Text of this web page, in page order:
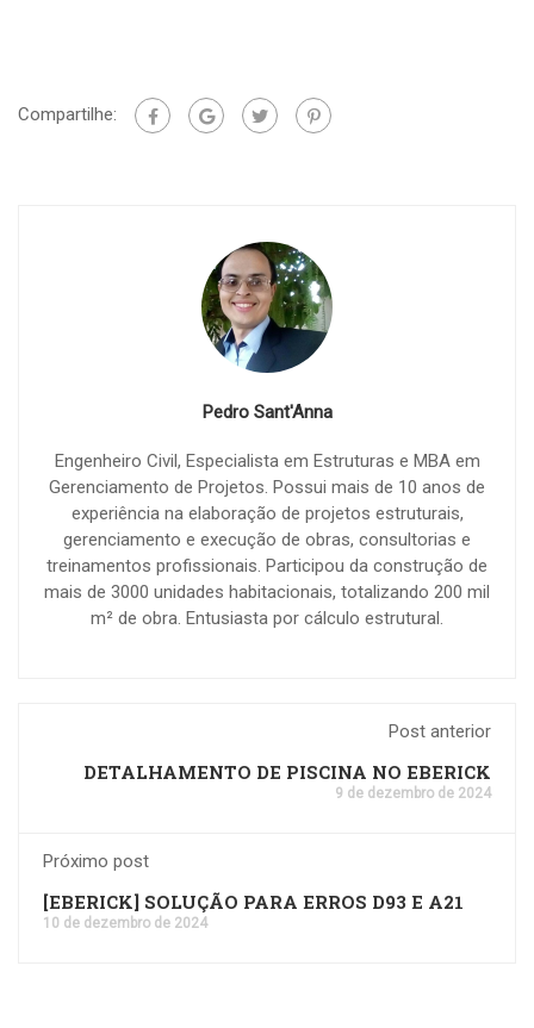
Compartilhe:
Pedro Sant'Anna
Engenheiro Civil, Especialista em Estruturas e MBA em
Gerenciamento de Projetos. Possui mais de 10 anos de
experiência na elaboração de projetos estruturais,
gerenciamento e execução de obras, consultorias e
treinamentos profissionais. Participou da construção de
mais de 3000 unidades habitacionais, totalizando 200 mil
m² de obra. Entusiasta por cálculo estrutural.
Post anterior
DETALHAMENTO DE PISCINA NO EBERICK
9 de dezembro de 2024
Próximo post
[EBERICK] SOLUÇÃO PARA ERROS D93 E A21
10 de dezembro de 2024